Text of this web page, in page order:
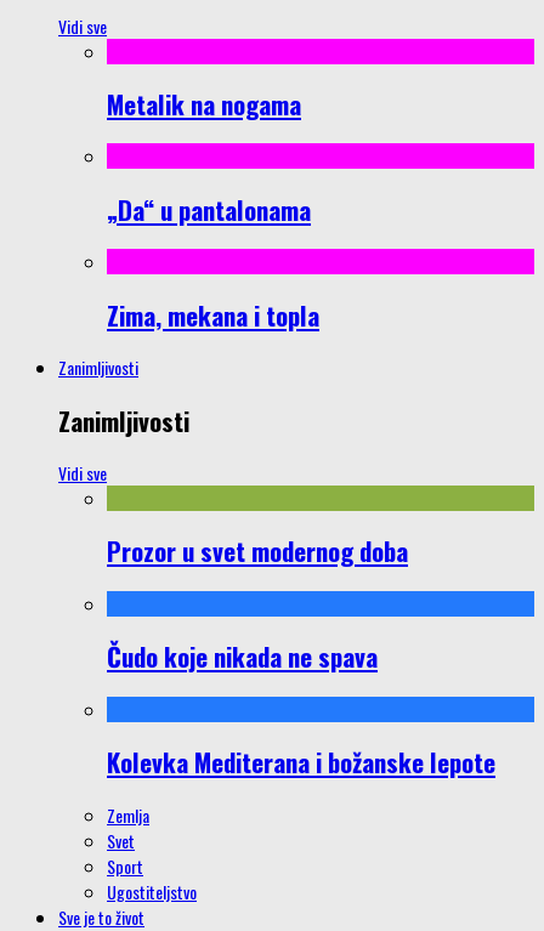
Vidi sve
Metalik na nogama
„Da“ u pantalonama
Zima, mekana i topla
Zanimljivosti
Zanimljivosti
Vidi sve
Prozor u svet modernog doba
Čudo koje nikada ne spava
Kolevka Mediterana i božanske lepote
Zemlja
Svet
Sport
Ugostiteljstvo
Sve je to život